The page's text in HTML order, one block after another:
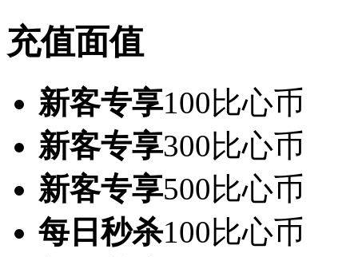
充值面值
新客专享100比心币
新客专享300比心币
新客专享500比心币
每日秒杀100比心币